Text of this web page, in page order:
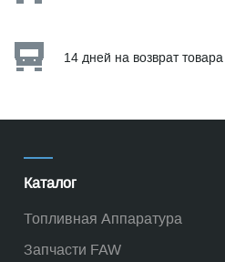
14 дней на возврат товара
Каталог
Топливная Аппаратура
Запчасти FAW